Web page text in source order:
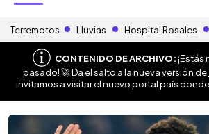
Terremotos Lluvias Hospital Rosales
CONTENIDO DE ARCHIVO:¡Estás
pasado! 🚀 Da el salto a la nueva versión de
invitamos a visitar el nuevo portal país